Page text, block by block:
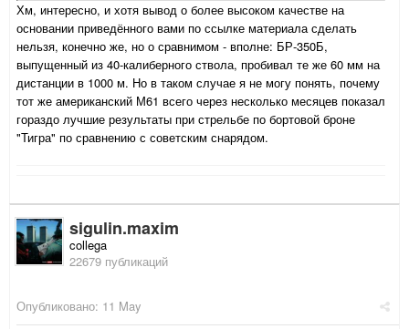
Хм, интересно, и хотя вывод о более высоком качестве на
основании приведённого вами по ссылке материала сделать
нельзя, конечно же, но о сравнимом - вполне: БР-350Б,
выпущенный из 40-калиберного ствола, пробивал те же 60 мм на
дистанции в 1000 м. Но в таком случае я не могу понять, почему
тот же американский М61 всего через несколько месяцев показал
гораздо лучшие результаты при стрельбе по бортовой броне
"Тигра" по сравнению с советским снарядом.
sigulin.maxim
collega
22679 публикаций
Опубликовано: 11 May